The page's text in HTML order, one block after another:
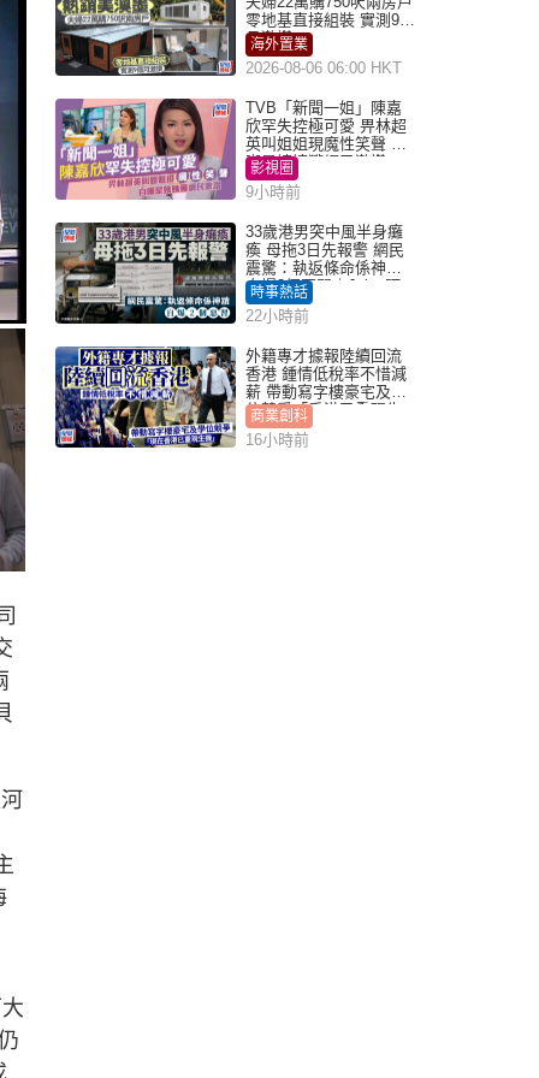
零地基直接組裝 實測9個
月激讚
海外置業
2026-08-06 06:00 HKT
TVB「新聞一姐」陳嘉
欣罕失控極可愛 畀林超
英叫姐姐現魔性笑聲 自
嘲是姨姨獲網民激讚
影視圈
9小時前
33歲港男突中風半身癱
瘓 母拖3日先報警 網民
震驚：執返條命係神蹟
自爆2個惡習｜Juicy叮
時事熱話
22小時前
外籍專才據報陸續回流
香港 鍾情低稅率不惜減
薪 帶動寫字樓豪宅及學
位競爭「香港已重現生
機」
商業創科
16小時前